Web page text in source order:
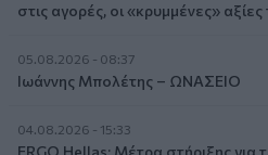
στις αγορές, οι «κρυμμένες»
05.08.2026 - 08:37
Ιωάννης Μπολέτης – ΩΝΑΣΕΙΟ
04.08.2026 - 15:33